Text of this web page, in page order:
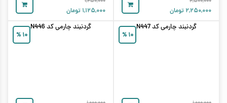
۲,۲۵۰,۰۰۰ تومان ۱,۱۲۵,۰۰۰ تومان
۱۰ %
گردنبند چارمی کد N447
۱۰ %
گردنبند چارمی کد N446